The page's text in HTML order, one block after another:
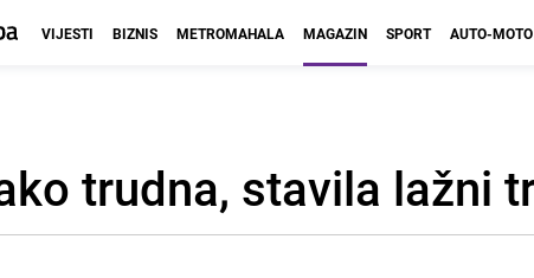
VIJESTI BIZNIS METROMAHALA MAGAZIN SPORT AUTO-MOTO
trudna, stavila lažni